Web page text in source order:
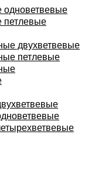
одноветвевые
петлевые
двухветвевые
петлевые